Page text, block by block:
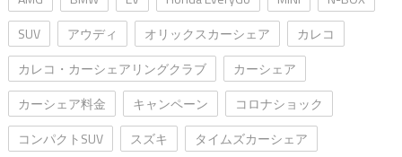
SUV
アウディ オリックスカーシェア
カレコ
カレコ・カーシェアリングクラブ
カーシェア
カーシェア料金
キャンペーン
コロナショック
コンパクトSUV
スズキ
タイムズカーシェア